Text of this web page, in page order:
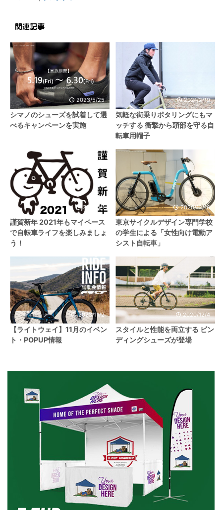
関連記事
2023/5/25
シマノのシューズを試着して選
べるキャンペーンを実施
2021/2/19
気軽な街乗りポタリングにもマ
ッチする 衝撃から頭部を守る自
転車用帽子
2021/1/1
謹賀新年 2021年もマイペース
で自転車ライフを楽しみましょ
う！
2020/12/16
東京サイクルデザイン専門学校
の学生による「女性向け電動ア
シスト自転車」
2023/11/2
【ライトウェイ】11月のイベン
ト・POPUP情報
2020/12/4
スタイルと性能を両立する ビン
ディングシューズが登場